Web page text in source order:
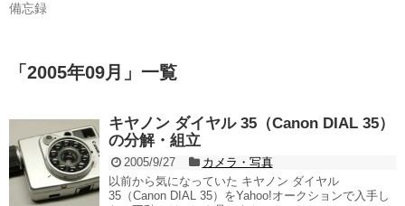
備忘録
「 2005年09月 」 一覧
キヤノン ダイヤル 35（Canon DIAL 35）
の分解・組立
2005/9/27
カメラ・写真
以前から気になっていた キヤノン ダイヤル
35（Canon DIAL 35）をYahoo!オークションで入手し